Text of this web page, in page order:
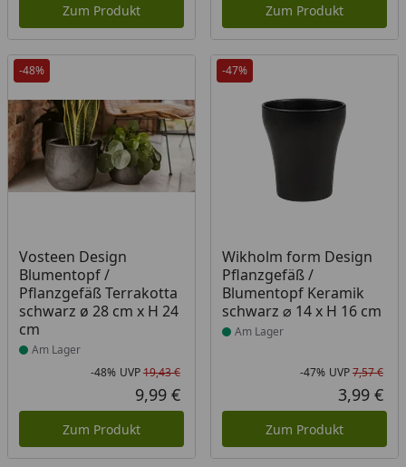
Zum Produkt Zum Produkt
-48%
Vosteen Design
Blumentopf /
Pflanzgefäß Terrakotta
schwarz ø 28 cm x H 24
cm
Produkt am Lager
Am Lager
Rabatt in Prozent
-48%
Ursprünglicher Preis
UVP19,43 €
Aktueller Preis
9,99 €
Zum Produkt
-47%
Wikholm form Design
Pflanzgefäß /
Blumentopf Keramik
schwarz ⌀ 14 x H 16 cm
Produkt am Lager
Am Lager
-47% UVP7,57 €
3,99 €
Zum Produkt